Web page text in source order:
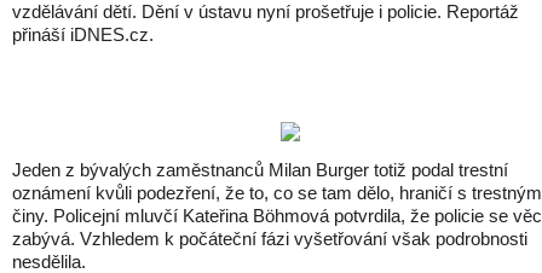
vzdělávání dětí. Dění v ústavu nyní prošetřuje i policie. Reportáž
přináší iDNES.cz.
Jeden z bývalých zaměstnanců Milan Burger totiž podal trestní
oznámení kvůli podezření, že to, co se tam dělo, hraničí s
činy. Policejní mluvčí Kateřina Böhmová potvrdila, že policie se
zabývá. Vzhledem k počáteční fázi vyšetřování však podrobnosti
nesdělila.